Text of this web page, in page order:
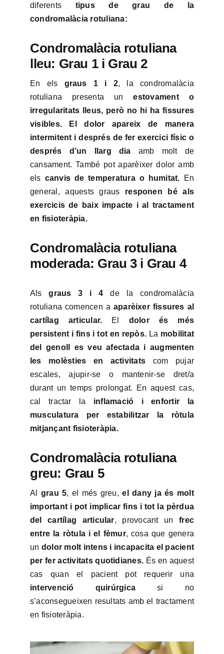
diferents tipus de grau de la
condromalàcia rotuliana:
Condromalàcia rotuliana
lleu: Grau 1 i Grau 2
En els graus 1 i 2, la condromalàcia
rotuliana presenta unestovament o
irregularitats lleus, però no hi ha fissures
visibles. El dolor apareix de manera
intermitent i després de fer exercici físic o
després d’un llarg dia amb molt de
cansament. També pot aparèixer dolor amb
els canvis de temperatura o humitat. En
general, aquests graus responen bé als
exercicis de baix impacte i al tractament
en fisioteràpia.
Condromalàcia rotuliana
moderada: Grau 3 i Grau 4
Als graus 3 i 4 de la condromalàcia
rotuliana comencen a aparèixer fissures al
cartílag articular. El dolor és més
persistent i fins i tot en repòs. La mobilitat
del genoll es veu afectada i augmenten
les molèsties en activitats com pujar
escales, ajupir-se o mantenir-se dret/a
durant un temps prolongat. En aquest cas,
cal tractar la inflamació i enfortir la
musculatura per estabilitzar la ròtula
mitjançant fisioteràpia.
Condromalàcia rotuliana
greu: Grau 5
Al grau 5, el més greu,el dany ja és molt
important i pot implicar fins i tot la pèrdua
del cartílag articular, provocant unfrec
entre la ròtula i el fèmur, cosa que genera
un dolor molt intens i incapacita el pacient
per fer activitats quotidianes. És en aquest
cas quan el pacient pot requerir una
intervenció quirúrgica si no
s’aconsegueixen resultats amb el tractament
en fisioteràpia.